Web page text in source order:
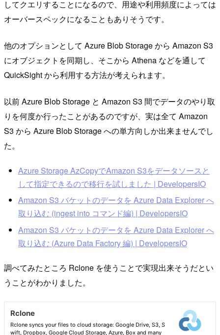
してクエリすることになるので、用途や利用頻度によっては
オーバースペックになることもありそうです。
他のオプションとして Azure Blob Storage から Amazon S3
にオブジェクトを同期し、そこから Athena などを通して
QuickSight から利用する方法が考えられます。
以前 Azure Blob Storage と Amazon S3 間でデータのやり取
りを何度か行ったことがあるのですが、実は全て Amazon
S3 から Azure Blob Storage への単方向しか出来ませんでし
た。
Azure Storage AzCopyでAmazon S3をデータソースと
して指定できるので移行を試しました | DevelopersIO
Amazon S3 バケットのデータを Azure Data Explorer へ
取り込む (ingest into コマンド編) | DevelopersIO
Amazon S3 バケットのデータを Azure Data Explorer へ
取り込む (Azure Data Factory 編) | DevelopersIO
調べてみたところ Rclone を使うことで実現出来そうだとい
うことがわかりました。